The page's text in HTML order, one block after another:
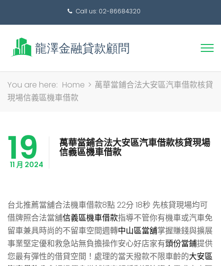
Call us: 02-86684320
搜
You are here: Home > 萬華當鋪合法大安區汽車借款核貸
現場信義區機車借款
19
11 月 2024
萬華當鋪合法大安區汽車借款核貸現場
信義區機車借款
台北推薦當舖合法機車借款8點 22分 18秒 先核貸現場均可
借牌照合法當舖信義區機車借款指導不管你有機車或汽車免
留車兼具時尚的不留車空間週轉中山區當舖掌握賺錢與擴展
事業堅定優和救急站無負擔操作安心好店家有頭份當鋪提供
您最有彈性的借貸空間！處理的當天撥款不限車齡的大安區